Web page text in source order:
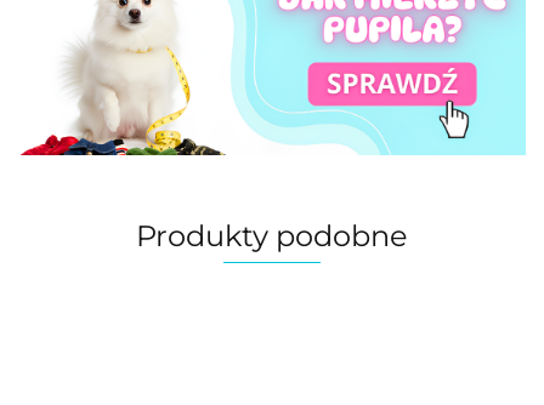
Produkty podobne